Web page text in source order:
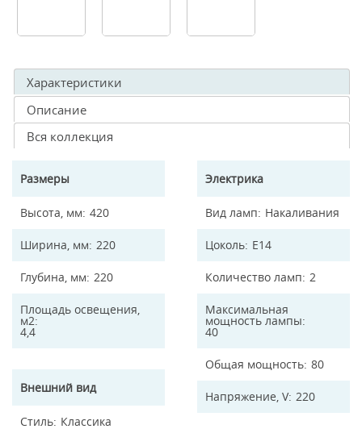
Характеристики
Описание
Вся коллекция
Размеры
Высота, мм 420
Ширина, мм 220
Глубина, мм 220
Площадь освещения,
м2
4,4
Внешний вид
Стиль Классика
Электрика
Вид ламп Накаливания
Цоколь E14
Количество ламп 2
Максимальная
мощность лампы
40
Общая мощность 80
Напряжение, V 220